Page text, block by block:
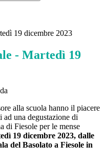
19 dicembre 2023
- Martedì 19
alla scuola hanno il piacere
una degustazione di
di Fiesole per le mense
19 dicembre 2023, dalle
del Basolato a Fiesole in